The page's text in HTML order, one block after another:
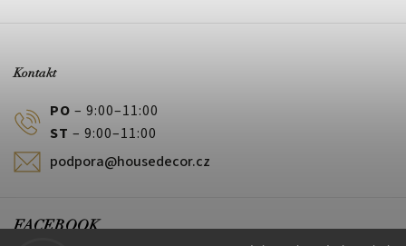
Kontakt
PO – 9:00–11:00
ST – 9:00–11:00
podpora@housedecor.cz
FACEBOOK